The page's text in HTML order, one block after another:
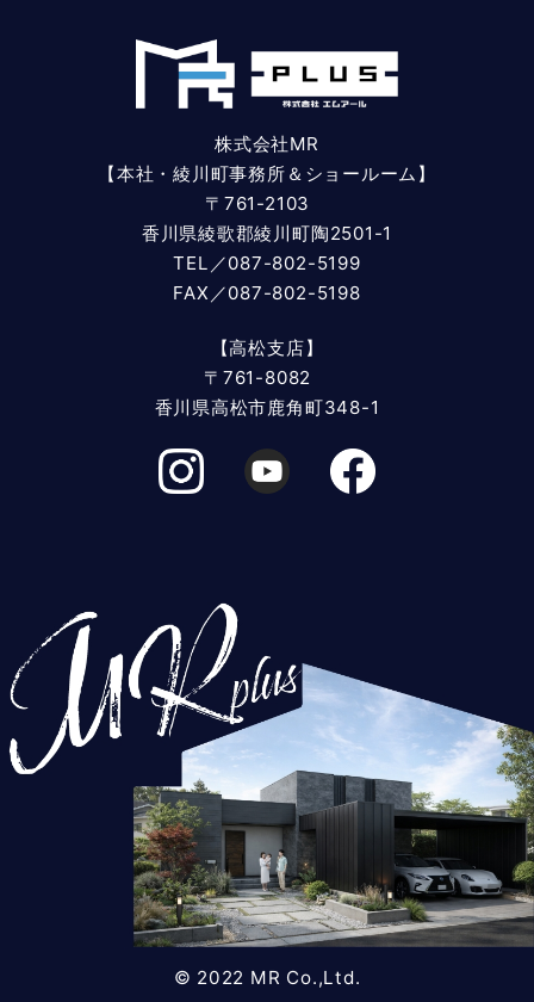
株式会社MR
【本社・綾川町事務所＆ショールーム】
〒761-2103
香川県綾歌郡綾川町陶2501-1
TEL／087-802-5199
FAX／087-802-5198
【高松支店】
〒761-8082
香川県高松市鹿角町348-1
© 2022 MR Co.,Ltd.